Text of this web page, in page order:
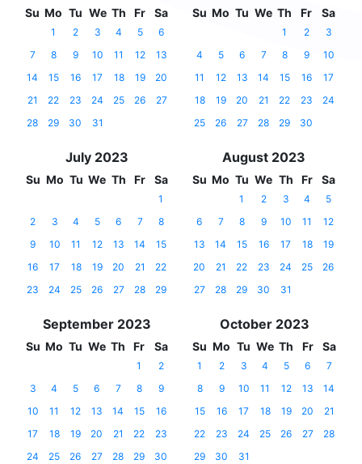
Su Mo Tu We Th Fr Sa
1 2 3 4 5
6
7
8 9 10 11 12
13
14
15 16 17 18 19
20
21
22 23 24 25 26
27
28
29 30 31
Su Mo Tu We Th Fr Sa
1 2
3
4
5 6 7 8 9
10
11
12 13 14 15 16
17
18
19 20 21 22 23
24
25
26 27 28 29 30
July 2023
Su Mo Tu We Th Fr Sa
1
2
3 4 5 6 7
8
9
10 11 12 13 14
15
16
17 18 19 20 21
22
23
24 25 26 27 28 29
August 2023
Su Mo Tu We Th Fr Sa
1 2 3 4
5
6
7 8 9 10 11
12
13
14 15 16 17 18
19
20
21 22 23 24 25
26
27
28 29 30 31
September 2023
Su Mo Tu We Th Fr Sa
1
2
3
4 5 6 7 8
9
10
11 12 13 14 15
16
17
18 19 20 21 22
23
24
25 26 27 28 29 30
October 2023
Su Mo Tu We Th Fr Sa
1 2 3 4 5 6
7
8
9 10 11 12 13
14
15
16 17 18 19 20
21
22
23 24 25 26 27
28
29
30 31